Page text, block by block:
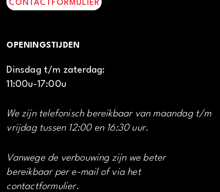
CONTACTFORMULIER
OPENINGSTIJDEN
Dinsdag t/m zaterdag:
11:00u-17:00u
We zijn telefonisch bereikbaar van maandag t/m
vrijdag tussen 12:00 en 16:30 uur.
Vanwege de verbouwing zijn we beter
bereikbaar per e-mail of via het
contactformulier.